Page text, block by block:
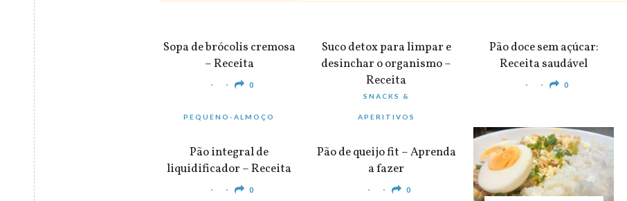
Sopa de brócolis cremosa
– Receita
0
Suco detox para limpar e
desinchar o organismo –
Receita
0
Pão doce sem açúcar:
Receita saudável
0
PEQUENO-ALMOÇO
Pão integral de
liquidificador – Receita
0
SNACKS &
APERITIVOS
Pão de queijo fit – Aprenda
a fazer
0